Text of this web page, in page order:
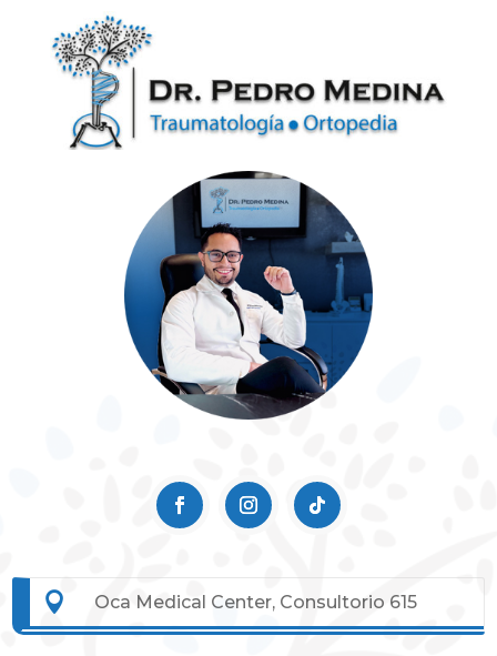
 Oca Medical Center, Consultorio 615